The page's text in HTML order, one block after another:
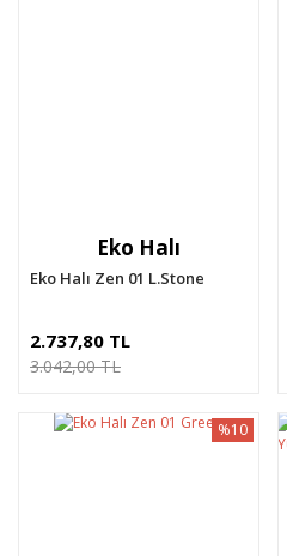
Eko Halı
Eko Halı Zen 01 L.Stone
2.737,80 TL
3.042,00 TL
%10